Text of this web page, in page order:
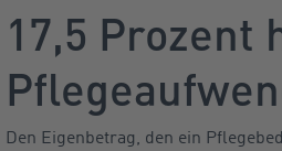
17,5
Den Eigenbetrag, den ein